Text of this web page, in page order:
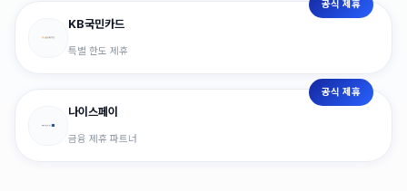
KB국민카드
특별 한도 제휴
공식 제휴
나이스페이
금융 제휴 파트너
공식 제휴